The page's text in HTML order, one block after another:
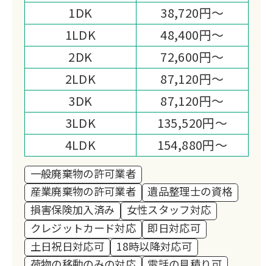
1DK
38,720円～
1LDK
48,400円～
2DK
72,600円～
2LDK
87,120円～
3DK
87,120円～
3LDK
135,520円～
4LDK
154,880円～
一般廃棄物の許可業者
産業廃棄物の許可業者
遺品整理士の資格
損害保険加入済み
女性スタッフ対応
クレジットカード対応
即日対応可
土日祝日対応可
18時以降対応可